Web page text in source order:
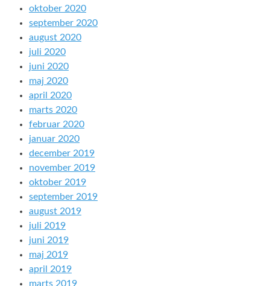
oktober 2020
september 2020
august 2020
juli 2020
juni 2020
maj 2020
april 2020
marts 2020
februar 2020
januar 2020
december 2019
november 2019
oktober 2019
september 2019
august 2019
juli 2019
juni 2019
maj 2019
april 2019
marts 2019